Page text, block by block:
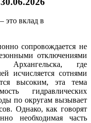
сопровождается не
отключениями
Архангельска, где
исчисляется сотнями
высоким, эта тема
гидравлических
по округам вызывает
Однако, как говорят
необходимая часть